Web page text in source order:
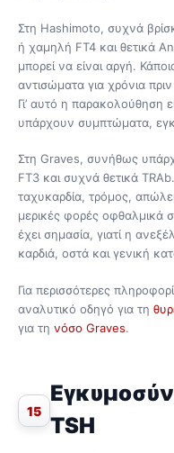
Στη Hashimoto, συχνά
ή χαμηλή FT4 και θετικά
μπορεί να είναι αργή.
αντισώματα για χρόνια
Γι’ αυτό η παρακολούθηση
υπάρχουν συμπτώματα,
Στη Graves, συνήθως
FT3 και συχνά θετικά
ταχυκαρδία, τρόμος,
μερικές φορές οφθαλμικά
έχει σημασία, γιατί η
καρδιά, οστά και γενική
Για περισσότερες
αναλυτικό οδηγό για τη
για τη νόσο Graves.
15
TSH